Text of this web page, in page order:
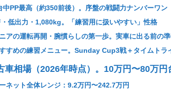
中PP最高（約350前後）。序盤の戦闘力ナンバーワン
・低出力・1,080kg。「練習用に扱いやすい」性格
アの運転再開・腕慣らしの第一歩。実車に出る前の
すめの練習メニュー。Sunday Cup3戦＋タイムトラ
車相場（2026年時点）。10万円〜80万円
ネット全体レンジ：9.2万円〜242.7万円